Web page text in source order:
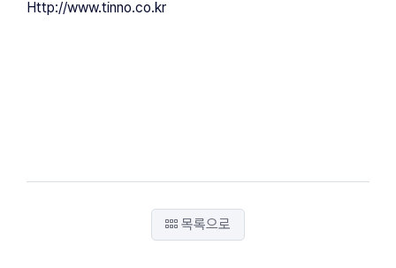
Http://www.tinno.co.kr
목록으로